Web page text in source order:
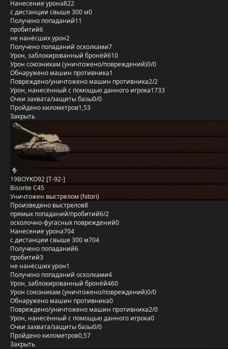
Нанесение урона822
с дистанции свыше 300 м0
Получено попаданий11
пробитий6
не нанёсших урон2
Получено попаданий осколками7
Урон, заблокированный бронёй610
Урон союзникам (уничтожено/повреждений)0/0
Обнаружено машин противника1
Повреждено/уничтожено машин противника2/2
Урон, нанесённый с помощью данного игрока1733
Очки захвата/защиты базы0/0
Пройдено километров1,53
Закрыть
19BOYKO92 [T-92-]
Bisonte C45
Уничтожен выстрелом (hitori)
Произведено выстрелов8
прямых попаданий/пробитий6/2
осколочно-фугасных повреждений0
Нанесение урона704
с дистанции свыше 300 м704
Получено попаданий6
пробитий3
не нанёсших урон1
Получено попаданий осколками4
Урон, заблокированный бронёй460
Урон союзникам (уничтожено/повреждений)0/0
Обнаружено машин противника0
Повреждено/уничтожено машин противника2/0
Урон, нанесённый с помощью данного игрока0
Очки захвата/защиты базы0/0
Пройдено километров0,57
Закрыть